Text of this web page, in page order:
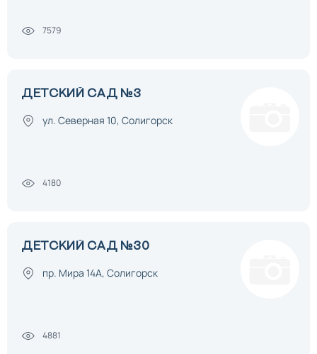
7579
ДЕТСКИЙ САД №3
ул. Северная 10, Солигорск
4180
ДЕТСКИЙ САД №30
пр. Мира 14А, Солигорск
4881